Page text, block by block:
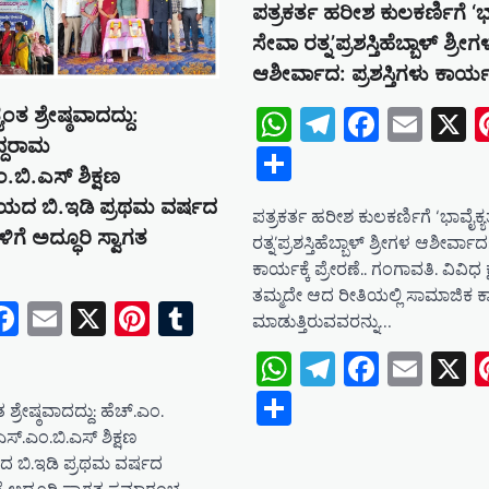
ಶ್ರೇಷ್ಠವಾದದ್ದು:
ಶಿಕ್ಷಣ
ಬಿ.ಇ‌ಡಿ ಪ್ರಥಮ ವರ್ಷದ
ಅದ್ಧೂರಿ ಸ್ವಾಗತ
Facebook
Email
X Pinterest
Tumblr
ಶ್ರೇಷ್ಠವಾದದ್ದು: ಹೆಚ್.ಎಂ.
ಶಿಕ್ಷಣ
ಬಿ.ಇ‌ಡಿ ಪ್ರಥಮ ವರ್ಷದ
ಪತ್ರಕರ್ತ ಹರೀಶ ಕುಲಕರ್ಣಿಗೆ
ಸೇವಾ ರತ್ನ’ಪ್ರಶಸ್ತಿಹೆಬ್ಬಾಳ್
ಆಶೀರ್ವಾದ: ಪ್ರಶಸ್ತಿಗಳು
WhatsApp
TelegramX
Share
ಪತ್ರಕರ್ತ ಹರೀಶ ಕುಲಕರ್ಣಿಗೆ
ರತ್ನ’ಪ್ರಶಸ್ತಿಹೆಬ್ಬಾಳ್ ಶ್ರೀಗಳ
ಕಾರ್ಯಕ್ಕೆ ಪ್ರೇರಣೆ.. ಗಂಗಾವತಿ. ವಿವಿಧ
ತಮ್ಮದೇ ಆದ ರೀತಿಯಲ್ಲಿ ಸಾಮಾಜಿಕ
ಮಾಡುತ್ತಿರುವವರನ್ನು…
WhatsApp
TelegramX
Share